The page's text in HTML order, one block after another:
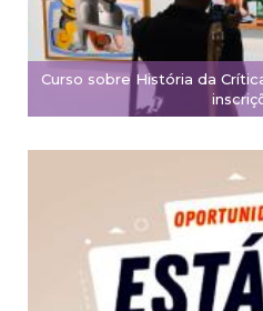
Curso sobre História da